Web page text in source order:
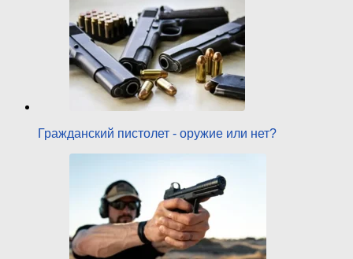
Гражданский пистолет - оружие или нет?